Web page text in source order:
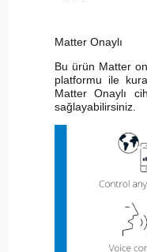
Matter Onaylı
Bu ürün Matter
platformu ile
Matter Onaylı
sağlayabilirsiniz.